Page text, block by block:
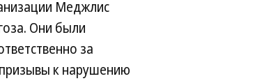
Меджлис
Они были
за
к нарушению